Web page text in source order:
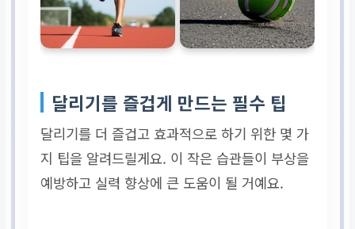
달리기를 즐겁게 만드는 필수 팁
달리기를 더 즐겁고 효과적으로 하기 위한 몇 가
지 팁을 알려드릴게요. 이 작은 습관들이 부상을
예방하고 실력 향상에 큰 도움이 될 거예요.